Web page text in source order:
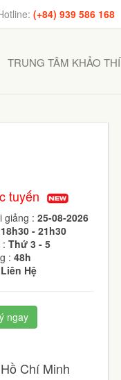
(+84) 939 586 168
TRUNG TÂM KHẢO THÍ
tuyến
giảng : 25-08-2026
18h30 - 21h30
: Thứ 3 - 5
: 48h
Liên Hệ
ngay
Chí Minh